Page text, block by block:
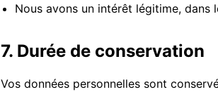
Nous avons un intérêt légitime,
7. Durée de conservation
Vos données personnelles sont